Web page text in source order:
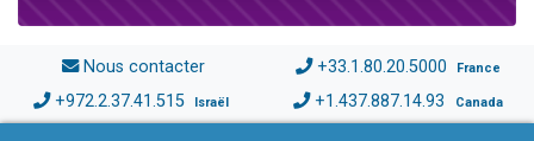
Nous contacter +33.1.80.20.5000 France
+972.2.37.41.515 Israël +1.437.887.14.93 Canada